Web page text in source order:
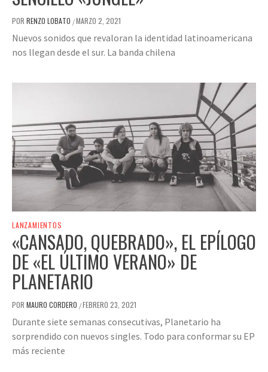
POR RENZO LOBATO /MARZO 2, 2021
Nuevos sonidos que revaloran la identidad latinoamericana
nos llegan desde el sur. La banda chilena
LANZAMIENTOS
«CANSADO, QUEBRADO», EL EPÍLOGO
DE «EL ÚLTIMO VERANO» DE
PLANETARIO
POR MAURO CORDERO /FEBRERO 23, 2021
Durante siete semanas consecutivas, Planetario ha
sorprendido con nuevos singles. Todo para conformar su EP
más reciente